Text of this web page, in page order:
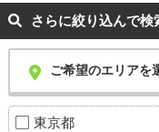
さらに絞り込んで検
ご希望のエリアを
東京都